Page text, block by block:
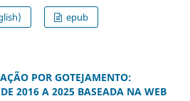
epub
POR GOTEJAMENTO:
2016 A 2025 BASEADA NA WEB